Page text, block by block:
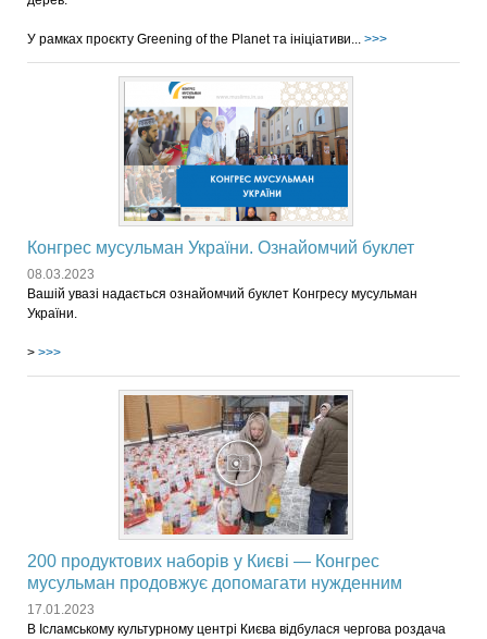
У рамках проєкту Greening of the Planet та ініціативи... >>>
Конгрес мусульман України. Ознайомчий буклет
08.03.2023
Вашій увазі надається ознайомчий буклет Конгресу мусульман
України.
> >>>
200 продуктових наборів у Києві — Конгрес
мусульман продовжує допомагати нужденним
17.01.2023
В Ісламському культурному центрі Києва відбулася чергова роздача